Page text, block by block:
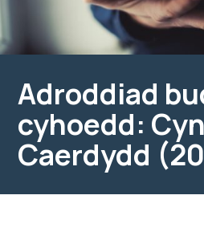
Adroddiad
cyhoedd:
Caerdydd